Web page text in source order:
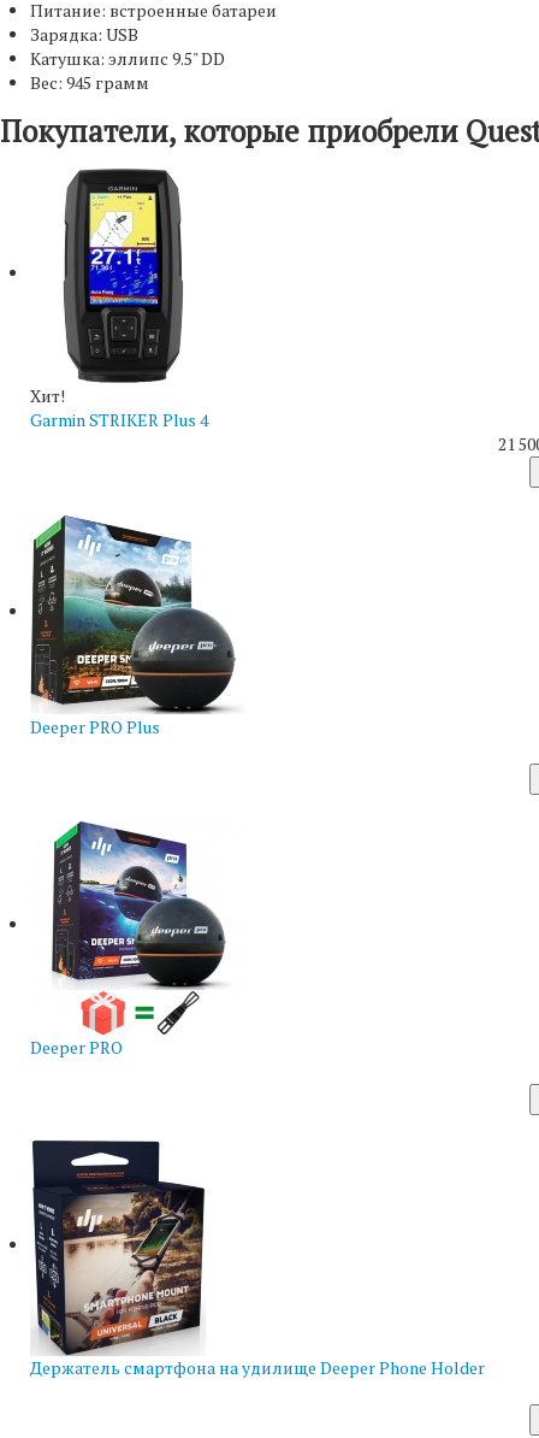
Питание: встроенные батареи
Зарядка: USB
Катушка: эллипс 9.5" DD
Вес: 945 грамм
Покупатели, которые приобрели
Хит!
Garmin STRIKER Plus 4
21
Deeper PRO Plus
Deeper PRO
Держатель смартфона на удилище Deeper Phone Holder